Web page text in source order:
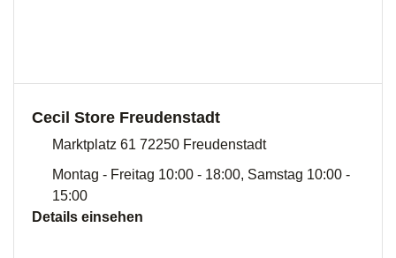
Cecil Store Freudenstadt
Marktplatz 61 72250 Freudenstadt
Montag - Freitag 10:00 - 18:00, Samstag 10:00 -
15:00
Details einsehen